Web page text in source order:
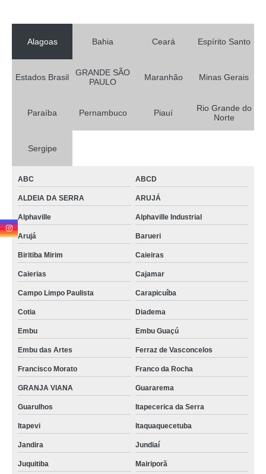
Alagoas Bahia Ceará Espírito Santo
Estados Brasil
GRANDE SÃO
PAULO
Maranhão Minas Gerais
Paraíba Pernambuco Piauí
Rio Grande do
Norte
Sergipe
ABC ABCD
ALDEIA DA SERRA ARUJÁ
Alphaville Alphaville Industrial
Arujá Barueri
Biritiba Mirim Caieiras
Caierias Cajamar
Campo Limpo Paulista Carapicuíba
Cotia Diadema
Embu Embu Guaçú
Embu das Artes Ferraz de Vasconcelos
Francisco Morato Franco da Rocha
GRANJA VIANA Guararema
Guarulhos Itapecerica da Serra
Itapevi Itaquaquecetuba
Jandira Jundiaí
Juquitiba Mairiporã